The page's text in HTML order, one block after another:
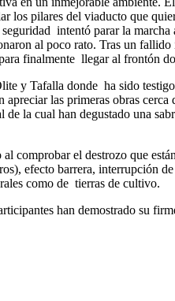
los pilares del viaducto que
intentó parar la
al poco rato. Tras un
finalmente llegar al frontón
y Tafalla donde ha sido
apreciar las primeras obras
la cual han degustado una
comprobar el destrozo que
efecto barrera, interrupción
como de tierras de cultivo.
han demostrado su